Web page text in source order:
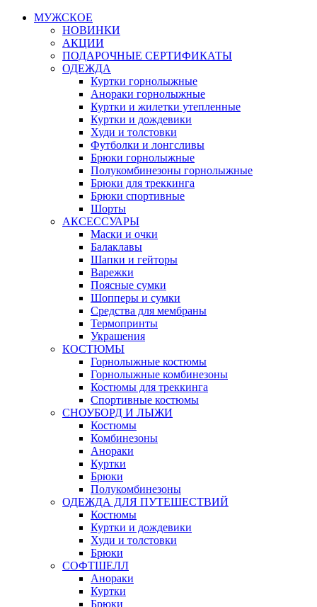
МУЖСКОЕ
НОВИНКИ
АКЦИИ
ПОДАРОЧНЫЕ СЕРТИФИКАТЫ
ОДЕЖДА
Куртки горнолыжные
Анораки горнолыжные
Куртки и жилетки утепленные
Куртки и дождевики
Худи и толстовки
Футболки и лонгсливы
Брюки горнолыжные
Полукомбинезоны горнолыжные
Брюки для треккинга
Брюки спортивные
Шорты
АКСЕССУАРЫ
Маски и очки
Балаклавы
Шапки и гейторы
Варежки
Поясные сумки
Шопперы и сумки
Средства для мембраны
Термопринты
Украшения
КОСТЮМЫ
Горнолыжные костюмы
Горнолыжные комбинезоны
Костюмы для треккинга
Спортивные костюмы
СНОУБОРД И ЛЫЖИ
Костюмы
Комбинезоны
Анораки
Куртки
Брюки
Полукомбинезоны
ОДЕЖДА ДЛЯ ПУТЕШЕСТВИЙ
Костюмы
Куртки и дождевики
Худи и толстовки
Брюки
СОФТШЕЛЛ
Анораки
Куртки
Брюки